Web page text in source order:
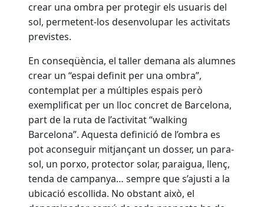
crear una ombra per protegir els usuaris del
sol, permetent-los desenvolupar les activitats
previstes.
En conseqüència, el taller demana als alumnes
crear un “espai definit per una ombra”,
contemplat per a múltiples espais però
exemplificat per un lloc concret de Barcelona,
part de la ruta de l’activitat “walking
Barcelona”. Aquesta definició de l’ombra es
pot aconseguir mitjançant un dosser, un para-
sol, un porxo, protector solar, paraigua, llenç,
tenda de campanya… sempre que s’ajusti a la
ubicació escollida. No obstant això, el